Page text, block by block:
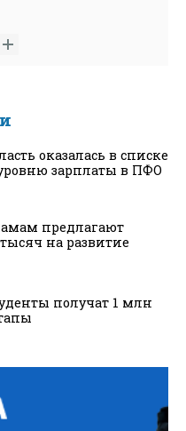
оказалась в списке
зарплаты в ПФО
предлагают
на развитие
получат 1 млн